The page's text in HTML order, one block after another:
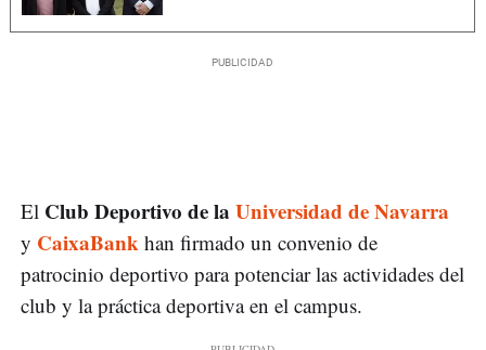
El Club Deportivo de la Universidad de Navarra
y CaixaBank han firmado un convenio de
patrocinio deportivo para potenciar las actividades del
club y la práctica deportiva en el campus.